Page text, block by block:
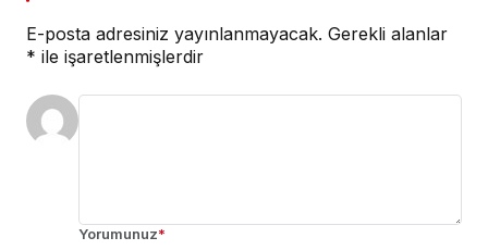
E-posta adresiniz yayınlanmayacak. Gerekli alanlar
* ile işaretlenmişlerdir
Yorumunuz*